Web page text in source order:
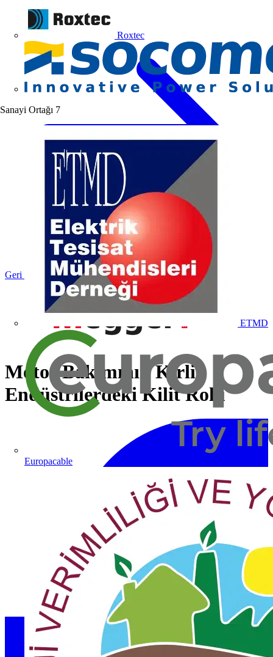
Roxtec
Sanayi Ortağı 7
ETMD
Europacable
Geri dön Haberler
Motor Bakımının Kirli
Endüstrilerdeki Kilit Rolü